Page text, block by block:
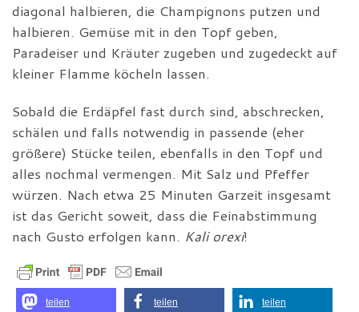
diagonal halbieren, die Champignons putzen und
halbieren. Gemüse mit in den Topf geben,
Paradeiser und Kräuter zugeben und zugedeckt auf
kleiner Flamme köcheln lassen.
Sobald die Erdäpfel fast durch sind, abschrecken,
schälen und falls notwendig in passende (eher
größere) Stücke teilen, ebenfalls in den Topf und
alles nochmal vermengen. Mit Salz und Pfeffer
würzen. Nach etwa 25 Minuten Garzeit insgesamt
ist das Gericht soweit, dass die Feinabstimmung
nach Gusto erfolgen kann. Kali orexi!
teilen teilen teilen